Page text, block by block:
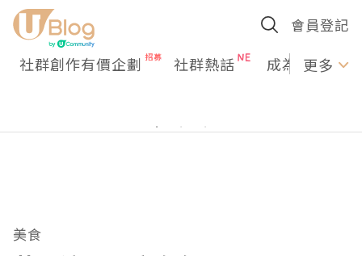
會員登記
社群創作有價企劃 社群熱話 成為U更多
美食